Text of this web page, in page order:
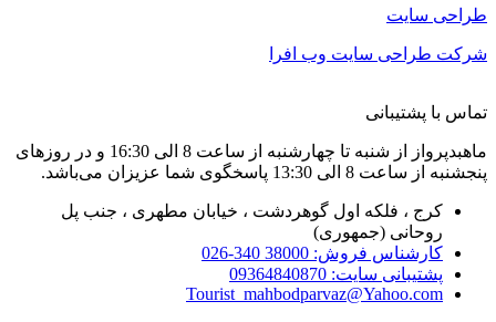
طراحی سایت
شرکت طراحی سایت وب افرا
تماس با پشتیبانی
ماهبدپرواز از شنبه تا چهارشنبه از ساعت 8 الی 16:30 و در روزهای
پنجشنبه از ساعت 8 الی 13:30 پاسخگوی شما عزیزان می‌باشد.
کرج ، فلکه اول گوهردشت ، خیابان مطهری ، جنب پل
روحانی (جمهوری)
کارشناس فروش: 38000 340-026
پشتیبانی سایت: 09364840870
Tourist_mahbodparvaz@Yahoo.com